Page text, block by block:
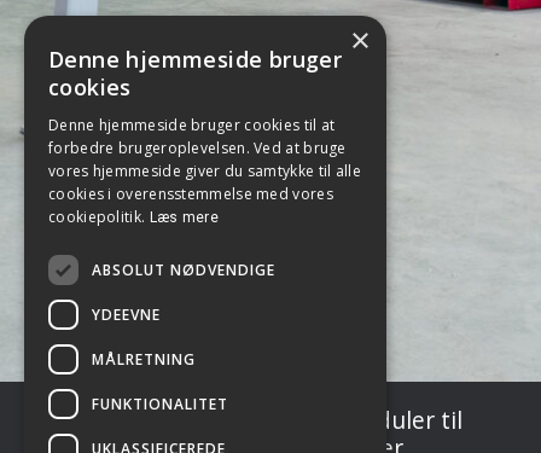
Fra individuelle maskiner og moduler til
×
Denne hjemmeside bruger
cookies
Denne hjemmeside bruger cookies til at
forbedre brugeroplevelsen. Ved at bruge
vores hjemmeside giver du samtykke til alle
cookies i overensstemmelse med vores
cookiepolitik. Læs mere
ABSOLUT NØDVENDIGE
YDEEVNE
MÅLRETNING
FUNKTIONALITET
UKLASSIFICEREDE